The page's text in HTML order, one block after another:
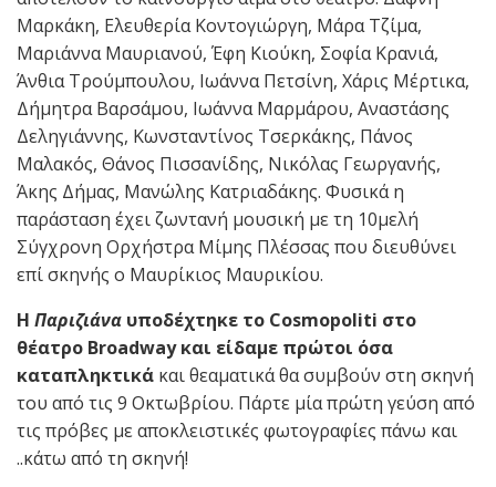
Μαρκάκη, Ελευθερία Κοντογιώργη, Μάρα Τζίμα,
Μαριάννα Μαυριανού, Έφη Κιούκη, Σοφία Κρανιά,
Άνθια Τρούμπουλου, Ιωάννα Πετσίνη, Χάρις Μέρτικα,
Δήμητρα Βαρσάμου, Ιωάννα Μαρμάρου, Αναστάσης
Δεληγιάννης, Κωνσταντίνος Τσερκάκης, Πάνος
Μαλακός, Θάνος Πισσανίδης, Νικόλας Γεωργανής,
Άκης Δήμας, Μανώλης Κατριαδάκης. Φυσικά η
παράσταση έχει ζωντανή μουσική με τη 10μελή
Σύγχρονη Ορχήστρα Μίμης Πλέσσας που διευθύνει
επί σκηνής ο Μαυρίκιος Μαυρικίου.
Η Παριζιάνα υποδέχτηκε το Cosmopoliti στο
θέατρο Broadway και είδαμε πρώτοι όσα
καταπληκτικά και θεαματικά θα συμβούν στη σκηνή
του από τις 9 Οκτωβρίου. Πάρτε μία πρώτη γεύση από
τις πρόβες με αποκλειστικές φωτογραφίες πάνω και
..κάτω από τη σκηνή!